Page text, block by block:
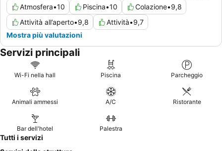
Atmosfera•10 Piscina•10 Colazione•9,8
Attività all’aperto•9,8 Attività•9,7
Mostra più valutazioni
Servizi principali
Wi-Fi nella hall Piscina Parcheggio
Animali ammessi A/C Ristorante
Bar dell'hotel Palestra
Tutti i servizi